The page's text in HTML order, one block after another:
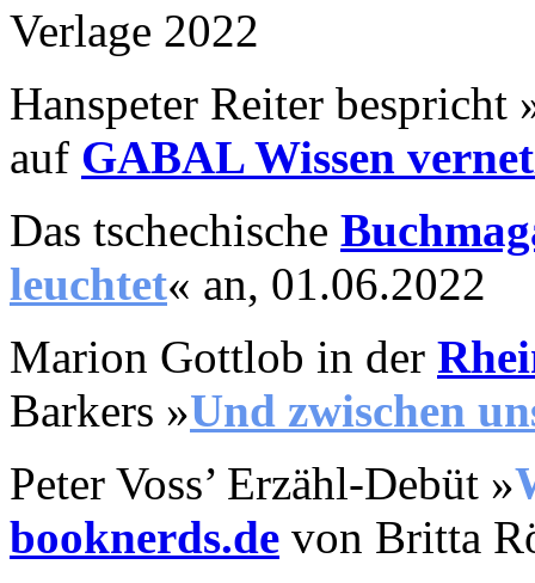
Verlage 2022
Hanspeter Reiter bespricht
auf GABAL Wissen
Das tschechische
leuchtet« an, 01.06.2022
Marion Gottlob in der
Barkers »Und zwischen
Peter Voss’ Erzähl-Debüt »
booknerds.de von Britta